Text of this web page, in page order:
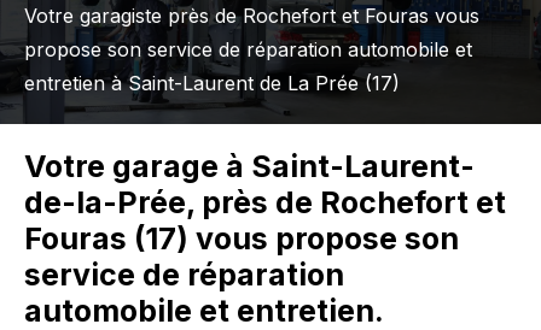
Votre garagiste près de Rochefort et Fouras vous
propose son service de réparation automobile et
entretien à Saint-Laurent de La Prée (17)
Votre garage à Saint-Laurent-
de-la-Prée, près de Rochefort et
Fouras (17) vous propose son
service de réparation
automobile et entretien.